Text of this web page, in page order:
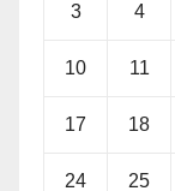
3 4
10 11
17 18
24 25